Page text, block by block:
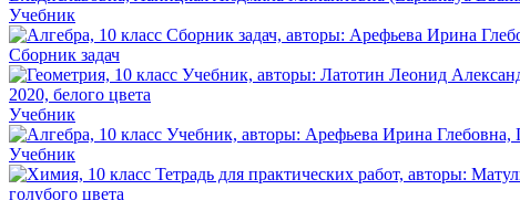
Учебник
Сборник задач
Учебник
Учебник